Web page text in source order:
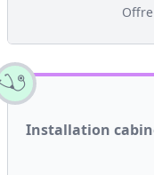
Installation